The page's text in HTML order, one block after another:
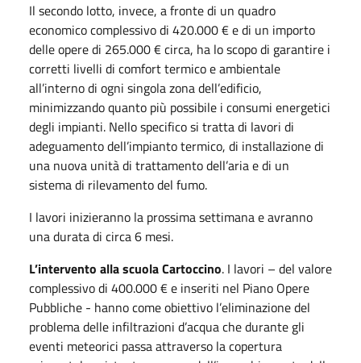
Il secondo lotto, invece, a fronte di un quadro
economico complessivo di 420.000 € e di un importo
delle opere di 265.000 € circa, ha lo scopo di garantire i
corretti livelli di comfort termico e ambientale
all’interno di ogni singola zona dell’edificio,
minimizzando quanto più possibile i consumi energetici
degli impianti. Nello specifico si tratta di lavori di
adeguamento dell’impianto termico, di installazione di
una nuova unità di trattamento dell’aria e di un
sistema di rilevamento del fumo.
I lavori inizieranno la prossima settimana e avranno
una durata di circa 6 mesi.
L’intervento alla scuola Cartoccino. I lavori – del valore
complessivo di 400.000 € e inseriti nel Piano Opere
Pubbliche - hanno come obiettivo l’eliminazione del
problema delle infiltrazioni d’acqua che durante gli
eventi meteorici passa attraverso la copertura